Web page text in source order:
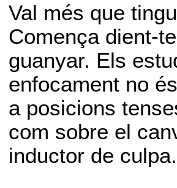
Val més que
Comença dient-
guanyar. Els
enfocament no
a posicions
com sobre el
inductor de culpa.